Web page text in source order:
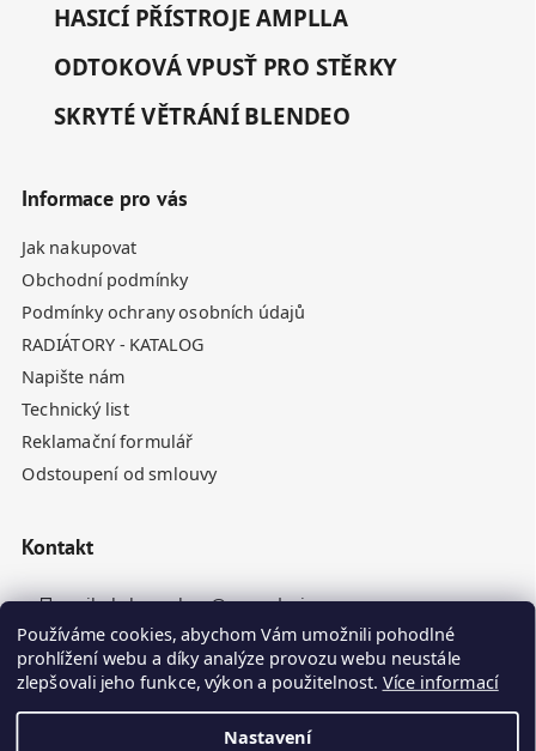
Používáme cookies, abychom Vám umožnili pohodlné
prohlížení webu a díky analýze provozu webu neustále
zlepšovali jeho funkce, výkon a použitelnost. Více informací
Nastavení
HASICÍ PŘÍSTROJE AMPLLA
ODTOKOVÁ VPUSŤ PRO STĚRKY
SKRYTÉ VĚTRÁNÍ BLENDEO
Informace pro vás
Jak nakupovat
Obchodní podmínky
Podmínky ochrany osobních údajů
RADIÁTORY - KATALOG
Napište nám
Technický list
Reklamační formulář
Odstoupení od smlouvy
Kontakt
nikola.homolova@rynesdesign.cz
+420 770 676 110